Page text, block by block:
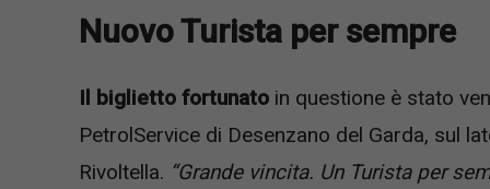
Nuovo Turista per sempre
Il biglietto fortunato in questione è stato
PetrolService di Desenzano del Garda, sul
Rivoltella. “Grande vincita. Un Turista per